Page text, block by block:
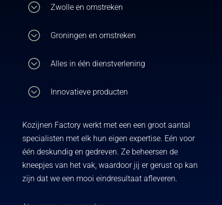
; Zwolle en omstreken
; Groningen en omstreken
; Alles in één dienstverlening
; Innovatieve producten
Kozijnen Factory werkt met een een groot aantal
specialisten met elk hun eigen expertise. Eén voor
één deskundig en gedreven. Ze beheersen de
kneepjes van het vak, waardoor jij er gerust op kan
zijn dat we een mooi eindresultaat afleveren.